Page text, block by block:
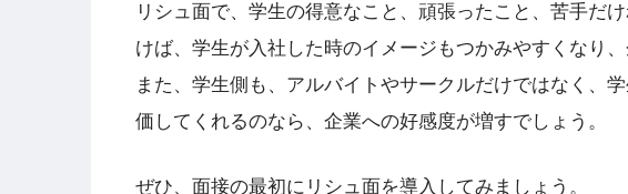
リシュ面で、学生の得意なこと、頑張ったこと、苦手だ
けば、学生が入社した時のイメージもつかみやすくなり
また、学生側も、アルバイトやサークルだけではなく、
価してくれるのなら、企業への好感度が増すでしょう。
ぜひ、面接の最初にリシュ面を導入してみましょう。